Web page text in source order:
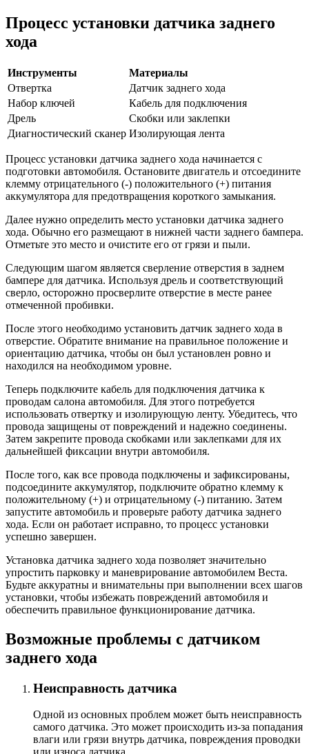
Процесс установки датчика заднего
хода
Инструменты
Материалы
Отвертка
Датчик заднего хода
Набор ключей
Кабель для подключения
Дрель
Скобки или заклепки
Диагностический сканер Изолирующая лента
Процесс установки датчика заднего хода начинается с
подготовки автомобиля. Остановите двигатель и отсоедините
клемму отрицательного (-) положительного (+) питания
аккумулятора для предотвращения короткого замыкания.
Далее нужно определить место установки датчика заднего
хода. Обычно его размещают в нижней части заднего бампера.
Отметьте это место и очистите его от грязи и пыли.
Следующим шагом является сверление отверстия в заднем
бампере для датчика. Используя дрель и соответствующий
сверло, осторожно просверлите отверстие в месте ранее
отмеченной пробивки.
После этого необходимо установить датчик заднего хода в
отверстие. Обратите внимание на правильное положение и
ориентацию датчика, чтобы он был установлен ровно и
находился на необходимом уровне.
Теперь подключите кабель для подключения датчика к
проводам салона автомобиля. Для этого потребуется
использовать отвертку и изолирующую ленту. Убедитесь, что
провода защищены от повреждений и надежно соединены.
Затем закрепите провода скобками или заклепками для их
дальнейшей фиксации внутри автомобиля.
После того, как все провода подключены и зафиксированы,
подсоедините аккумулятор, подключите обратно клемму к
положительному (+) и отрицательному (-) питанию. Затем
запустите автомобиль и проверьте работу датчика заднего
хода. Если он работает исправно, то процесс установки
успешно завершен.
Установка датчика заднего хода позволяет значительно
упростить парковку и маневрирование автомобилем Веста.
Будьте аккуратны и внимательны при выполнении всех шагов
установки, чтобы избежать повреждений автомобиля и
обеспечить правильное функционирование датчика.
Возможные проблемы с датчиком
заднего хода
Неисправность датчика
Одной из основных проблем может быть неисправность
самого датчика. Это может происходить из-за попадания
влаги или грязи внутрь датчика, повреждения проводки